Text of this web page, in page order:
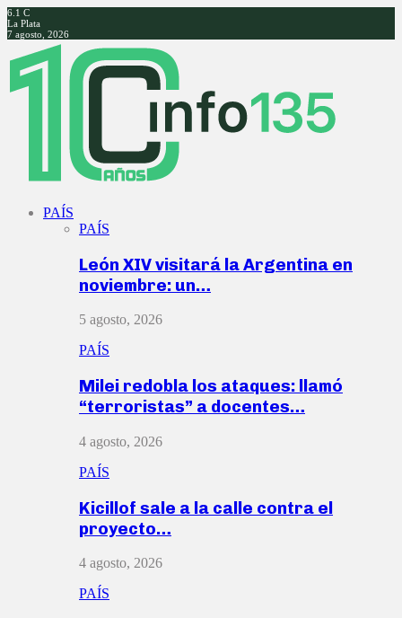
6.1 C
La Plata
7 agosto, 2026
Facebook
Twitter
Instagram
Youtube
PAÍS
PAÍS
León XIV visitará la Argentina en
noviembre: un…
5 agosto, 2026
PAÍS
Milei redobla los ataques: llamó
“terroristas” a docentes…
4 agosto, 2026
PAÍS
Kicillof sale a la calle contra el
proyecto…
4 agosto, 2026
PAÍS